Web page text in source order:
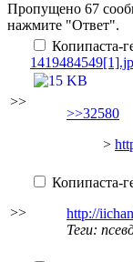
Пропущено 67
нажмите "Ответ".
>>
Копипаста-
>>32580
>
>>
Копипаста-
http://
Теги: